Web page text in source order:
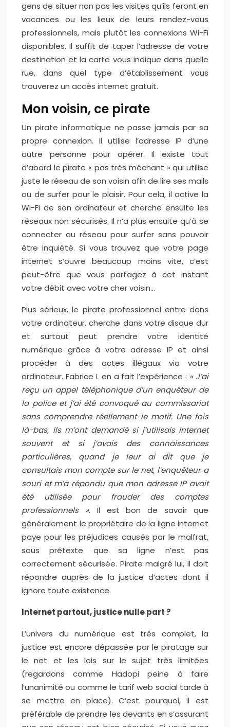
gens de situer non pas les visites qu’ils feront en
vacances ou les lieux de leurs rendez-vous
professionnels, mais plutôt les connexions Wi-Fi
disponibles. Il suffit de taper l’adresse de votre
destination et la carte vous indique dans quelle
rue, dans quel type d’établissement vous
trouverez un accès internet gratuit.
Mon voisin, ce pirate
Un pirate informatique ne passe jamais par sa
propre connexion. Il utilise l’adresse IP d’une
autre personne pour opérer. Il existe tout
d’abord le pirate « pas très méchant » qui utilise
juste le réseau de son voisin afin de lire ses mails
ou de surfer pour le plaisir. Pour cela, il active la
Wi-Fi de son ordinateur et cherche ensuite les
réseaux non sécurisés. Il n’a plus ensuite qu’à se
connecter au réseau pour surfer sans pouvoir
être inquiété. Si vous trouvez que votre page
internet s’ouvre beaucoup moins vite, c’est
peut-être que vous partagez à cet instant
votre débit avec votre cher voisin…
Plus sérieux, le pirate professionnel entre dans
votre ordinateur, cherche dans votre disque dur
et surtout peut prendre votre identité
numérique grâce à votre adresse IP et ainsi
procéder à des actes illégaux via votre
ordinateur. Fabrice L en a fait l’expérience : « J’ai
reçu un appel téléphonique d’un enquêteur de
la police et j’ai été convoqué au commissariat
sans comprendre réellement le motif. Une fois
là-bas, ils m’ont demandé si j’utilisais internet
souvent et si j’avais des connaissances
particulières, quand je leur ai dit que je
consultais mon compte sur le net, l’enquêteur a
souri et m’a répondu que mon adresse IP avait
été utilisée pour frauder des comptes
professionnels ». Il est bon de savoir que
généralement le propriétaire de la ligne internet
paye pour les préjudices causés par le malfrat,
sous prétexte que sa ligne n’est pas
correctement sécurisée. Pirate malgré lui, il doit
répondre auprès de la justice d’actes dont il
ignore toute existence.
Internet partout, justice nulle part ?
L’univers du numérique est très complet, la
justice est encore dépassée par le piratage sur
le net et les lois sur le sujet très limitées
(regardons comme Hadopi peine à faire
l’unanimité ou comme le tarif web social tarde à
se mettre en place). C’est pourquoi, il est
préférable de prendre les devants en s’assurant